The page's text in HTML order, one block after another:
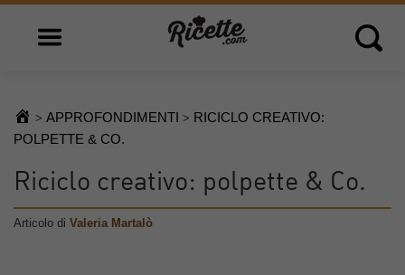
Open main menu Open
> APPROFONDIMENTI > RICICLO CREATIVO:
POLPETTE & CO.
Riciclo creativo: polpette & Co.
Articolo di Valeria Martalò